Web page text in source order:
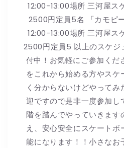
12:00-13:00場所 三河屋ス
2500円定員5名 「カモピ
12:00-13:00場所 三河屋ス
2500円定員5 以上のスケジ
付中！お気軽にご参加くだ
をこれから始める方やスケ
く分からないけどやって
迎ですので是非一度参加し
階を踏んでやっていきます
え、安心安全にスケート
能になります！！小さなお